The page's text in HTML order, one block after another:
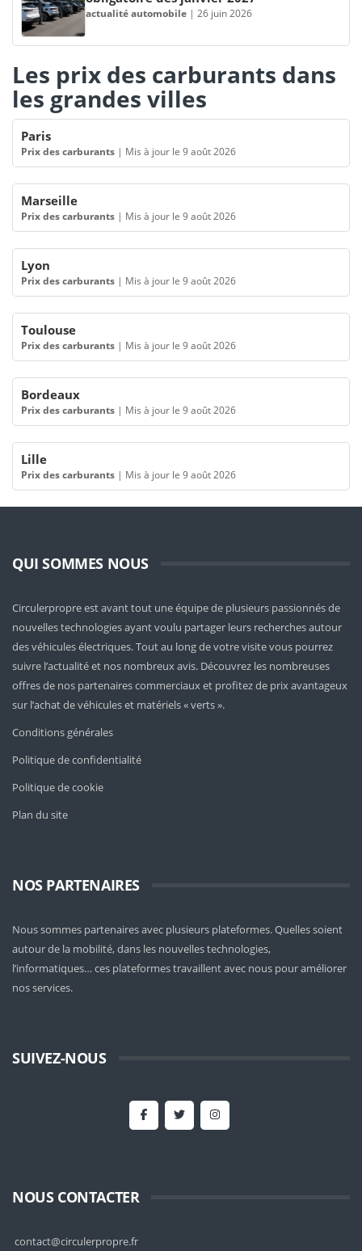
actualité automobile | 26 juin 2026
Les prix des carburants dans
les grandes villes
Paris
Prix des carburants | Mis à jour le 9 août 2026
Marseille
Prix des carburants | Mis à jour le 9 août 2026
Lyon
Prix des carburants | Mis à jour le 9 août 2026
Toulouse
Prix des carburants | Mis à jour le 9 août 2026
Bordeaux
Prix des carburants | Mis à jour le 9 août 2026
Lille
Prix des carburants | Mis à jour le 9 août 2026
QUI SOMMES NOUS
Circulerpropre est avant tout une équipe de plusieurs passionnés de
nouvelles technologies ayant voulu partager leurs recherches autour
des véhicules électriques. Tout au long de votre visite vous pourrez
suivre l’actualité et nos nombreux avis. Découvrez les nombreuses
offres de nos partenaires commerciaux et profitez de prix avantageux
sur l’achat de véhicules et matériels « verts ».
Conditions générales
Politique de confidentialité
Politique de cookie
Plan du site
NOS PARTENAIRES
Nous sommes partenaires avec plusieurs plateformes. Quelles soient
autour de la mobilité, dans les nouvelles technologies,
l’informatiques… ces plateformes travaillent avec nous pour améliorer
nos services.
SUIVEZ-NOUS
NOUS CONTACTER
contact@circulerpropre.fr